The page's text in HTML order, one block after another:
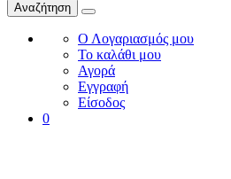
Αναζήτηση
Ο Λογαριασμός μου
Το καλάθι μου
Αγορά
Εγγραφή
Είσοδος
0